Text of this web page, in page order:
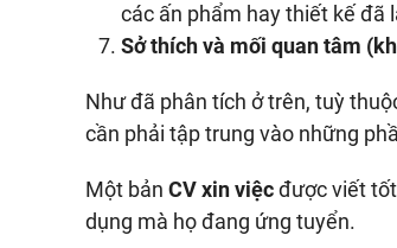
các ấn phẩm hay thiết kế đã
Sở thích và mối quan tâm
Như đã phân tích ở trên, tuỳ
cần phải tập trung vào những
Một bản CV xin việcđược viết
dụng mà họ đang ứng tuyển.